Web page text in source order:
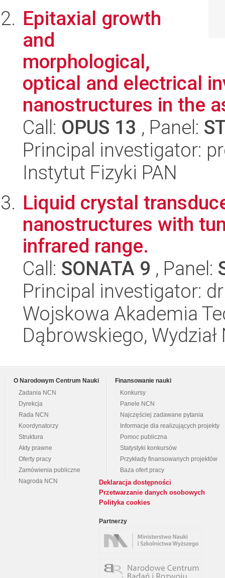
Epitaxial growth
and
morphological,
optical and electrical
nanostructures in the
Call: OPUS 13 , Panel:
Principal investigator:
Instytut Fizyki PAN
Liquid crystal
nanostructures with
infrared range.
Call: SONATA 9 , Panel:
Principal investigator:
Wojskowa Akademia
Dąbrowskiego,
O Narodowym Centrum Nauki
Zadania NCN
Dyrekcja
Rada NCN
Koordynatorzy
Struktura
Akty prawne
Oferty pracy
Zamówienia publiczne
Nagroda NCN
Finansowanie nauki
Konkursy
Panele NCN
Najczęściej zadawane pytania
Informacje dla realizujących projekty
Pomoc publiczna
Statystyki konkursów
Przykłady finansowanych projektów
Baza ofert pracy
Deklaracja dostępności
Przetwarzanie danych osobowych
Polityka cookies
Partnerzy